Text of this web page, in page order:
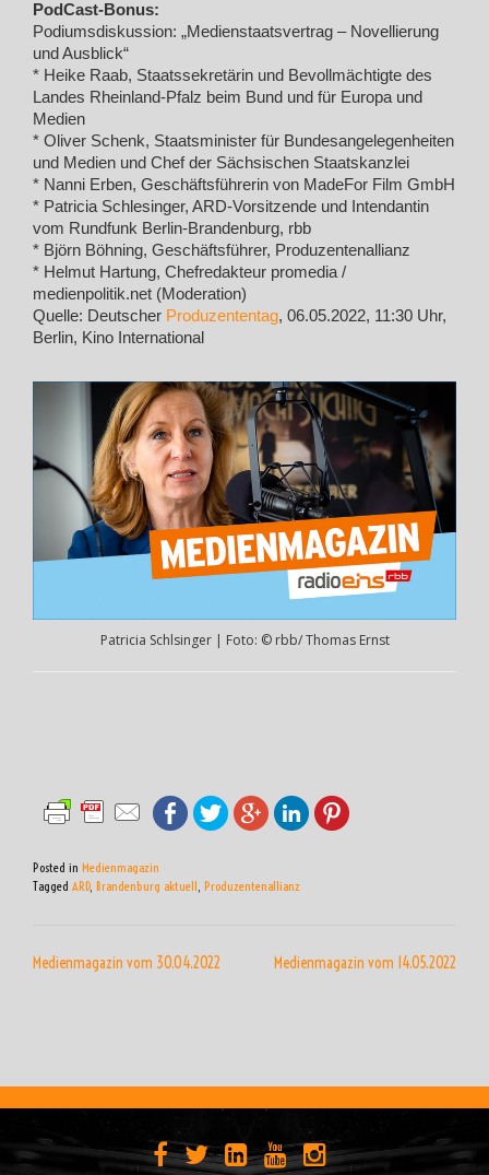
PodCast-Bonus:
Podiumsdiskussion: „Medienstaatsvertrag – Novellierung
und Ausblick“
* Heike Raab, Staatssekretärin und Bevollmächtigte des
Landes Rheinland-Pfalz beim Bund und für Europa und
Medien
* Oliver Schenk, Staatsminister für Bundesangelegenheiten
und Medien und Chef der Sächsischen Staatskanzlei
* Nanni Erben, Geschäftsführerin von MadeFor Film GmbH
* Patricia Schlesinger, ARD-Vorsitzende und Intendantin
vom Rundfunk Berlin-Brandenburg, rbb
* Björn Böhning, Geschäftsführer, Produzentenallianz
* Helmut Hartung, Chefredakteur promedia /
medienpolitik.net (Moderation)
Quelle: Deutscher Produzententag, 06.05.2022, 11:30 Uhr,
Berlin, Kino International
Patricia Schlsinger | Foto: © rbb/ Thomas Ernst
Posted in Medienmagazin
Tagged ARD, Brandenburg aktuell Produzentenallianz
Medienmagazin vom 30.04.2022 Medienmagazin vom 14.05.2022